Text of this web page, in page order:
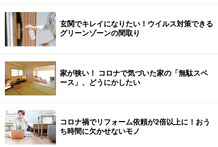
風水では金運は西の風に乗ってやってきます。窓を開けて金
運を取り込みましょう。
風水は名前が示す通り、風と水が運気を運んでくるとし
ています。また風の流れる方位によって、運ばれる運気
が変わります。
風水では金運は西の方位から運ばれてくるとされていま
す。そこで今年は西側の窓を大きく開け放ってこまめな
換気を行い、我が家に金運を呼び込みましょう。
玄関でキレイになりたい！ウイルス対策できる
グリーンゾーンの間取り
家が狭い！ コロナで気づいた家の「無駄スペ
ース」、どうにかしたい
コロナ禍でリフォーム依頼が2倍以上に！おう
ち時間に欠かせないモノ